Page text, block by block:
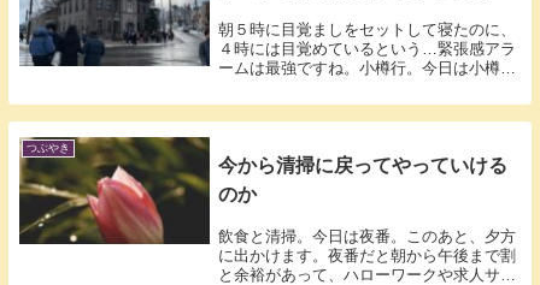
朝５時に目覚ましをセットして寝たのに、
４時には目覚めているという…緊張感アラ
ームは最強ですね。小樽行。今日は小樽で
つぶやき
今から清掃に戻ってやっていける
のか
飲食と清掃。今日は夜番。このあと、夕方
に出かけます。夜番だと朝から午後まで割
と余裕があって、ハローワークや求人サイ